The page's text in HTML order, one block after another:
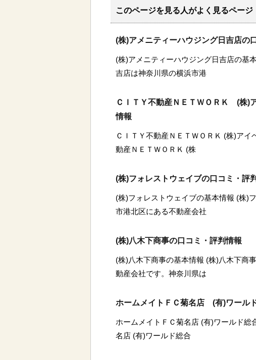
このページを見る人がよく見るページ
(株)アメニティーハウジング日吉店の
(株)アメニティーハウジング日吉店の基
吉店は神奈川県の横浜市港
ＣＩＴＹ不動産ＮＥＴＷＯＲＫ (株)
情報
ＣＩＴＹ不動産ＮＥＴＷＯＲＫ (株)ア
動産ＮＥＴＷＯＲＫ (株
(株)フォレストウェイブの口コミ・評
(株)フォレストウェイブの基本情報 (株)
市港北区にある不動産会社
(株)八木下商事の口コミ・評判情報
(株)八木下商事の基本情報 (株)八木下商
動産会社です。神奈川県は
ホームメイトＦＣ菊名店 (有)ワール
ホームメイトＦＣ菊名店 (有)ワールド
名店 (有)ワールド総合